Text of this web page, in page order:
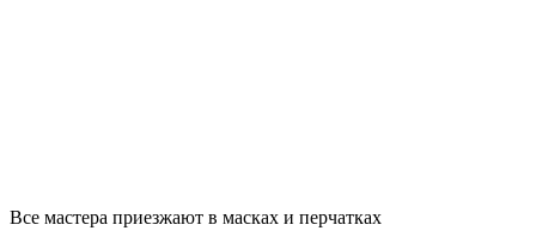
Все мастера приезжают в масках и перчатках